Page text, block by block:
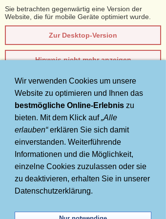
Sie betrachten gegenwärtig eine Version der
Website, die für mobile Geräte optimiert wurde.
Zur Desktop-Version
Hinweis nicht mehr anzeigen
Navigation einblenden
AIDA Last Minute Nordland
Wir verwenden Cookies um unsere
Website zu optimieren und Ihnen das
bestmögliche Online-Erlebnis zu
bieten. Mit dem Klick auf„Alle
erlauben“erklären Sie sich damit
einverstanden. Weiterführende
Informationen und die Möglichkeit,
einzelne Cookies zuzulassen oder sie
zu deaktivieren, erhalten Sie in unserer
Datenschutzerklärung.